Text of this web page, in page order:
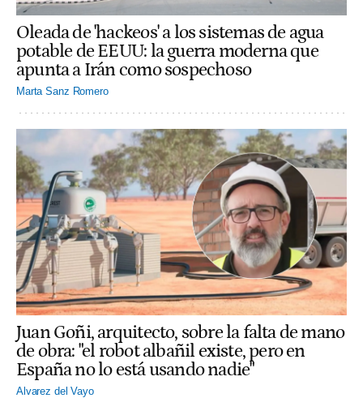
Oleada de 'hackeos' a los sistemas de agua
potable de EEUU: la guerra moderna que
apunta a Irán como sospechoso
Marta Sanz Romero
Juan Goñi, arquitecto, sobre la falta de mano
de obra: "el robot albañil existe, pero en
España no lo está usando nadie"
Alvarez del Vayo